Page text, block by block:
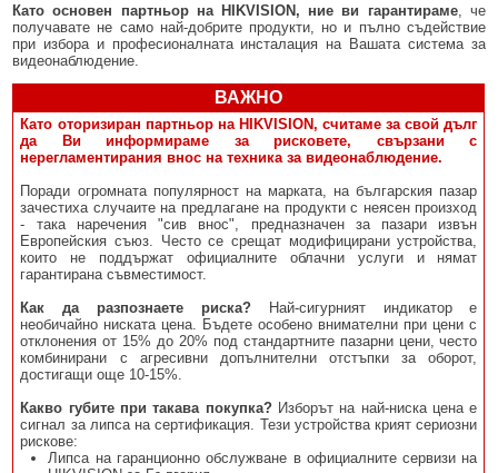
Като основен партньор на HIKVISION, ние ви гарантираме, че
получавате не само най-добрите продукти, но и пълно съдействие
при избора и професионалната инсталация на Вашата система за
видеонаблюдение.
ВАЖНО
Като оторизиран партньор на HIKVISION, считаме за свой дълг
да Ви информираме за рисковете, свързани с
нерегламентирания внос на техника за видеонаблюдение.
Поради огромната популярност на марката, на българския пазар
зачестиха случаите на предлагане на продукти с неясен произход
- така наречения "сив внос", предназначен за пазари извън
Европейския съюз. Често се срещат модифицирани устройства,
които не поддържат официалните облачни услуги и нямат
гарантирана съвместимост.
Как да разпознаете риска?Най-сигурният индикатор е
необичайно ниската цена. Бъдете особено внимателни при цени с
отклонения от 15% до 20% под стандартните пазарни цени, често
комбинирани с агресивни допълнителни отстъпки за оборот,
достигащи още 10-15%.
Какво губите при такава покупка?Изборът на най-ниска цена е
сигнал за липса на сертификация. Тези устройства крият сериозни
рискове:
Липса на гаранционно обслужване в официалните сервизи на